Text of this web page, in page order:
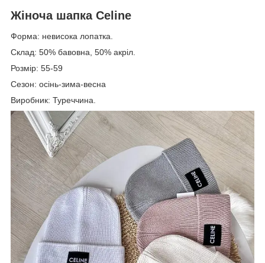
Жіноча шапка Celine
Форма: невисока лопатка.
Склад: 50% бавовна, 50% акріл.
Розмір: 55-59
Сезон: осінь-зима-весна
Виробник: Туреччина.